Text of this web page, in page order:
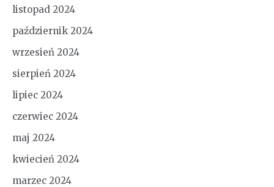
listopad 2024
październik 2024
wrzesień 2024
sierpień 2024
lipiec 2024
czerwiec 2024
maj 2024
kwiecień 2024
marzec 2024